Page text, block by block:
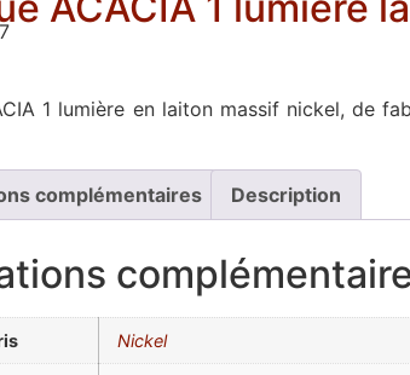
1 lumière en laiton massif nickel, de
complémentaires Description
Nickel